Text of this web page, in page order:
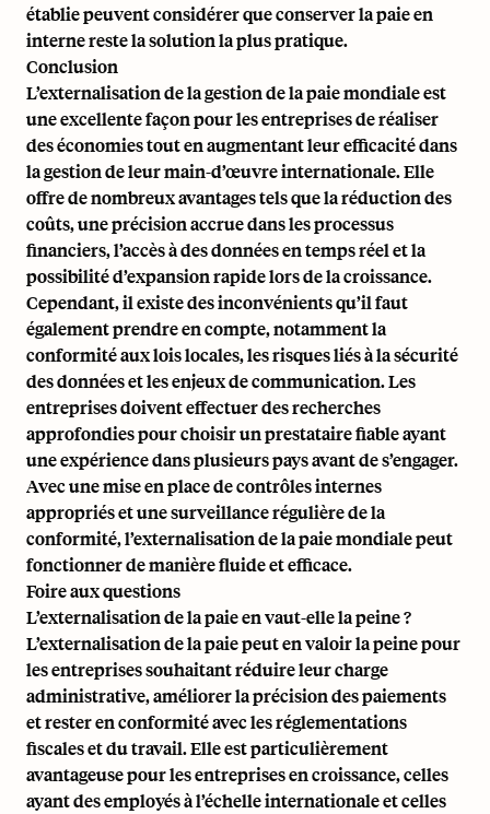
établie peuvent considérer que conserver la paie en
interne reste la solution la plus pratique.
Conclusion
L’externalisation de la gestion de la paie mondiale est
une excellente façon pour les entreprises de réaliser
des économies tout en augmentant leur efficacité dans
la gestion de leur main-d’œuvre internationale. Elle
offre de nombreux avantages tels que la réduction des
coûts, une précision accrue dans les processus
financiers, l’accès à des données en temps réel et la
possibilité d’expansion rapide lors de la croissance.
Cependant, il existe des inconvénients qu’il faut
également prendre en compte, notamment la
conformité aux lois locales, les risques liés à la sécurité
des données et les enjeux de communication. Les
entreprises doivent effectuer des recherches
approfondies pour choisir un prestataire fiable ayant
une expérience dans plusieurs pays avant de s’engager.
Avec une mise en place de contrôles internes
appropriés et une surveillance régulière de la
conformité, l’externalisation de la paie mondiale peut
fonctionner de manière fluide et efficace.
Foire aux questions
L’externalisation de la paie en vaut-elle la peine ?
L’externalisation de la paie peut en valoir la peine pour
les entreprises souhaitant réduire leur charge
administrative, améliorer la précision des paiements
et rester en conformité avec les réglementations
fiscales et du travail. Elle est particulièrement
avantageuse pour les entreprises en croissance, celles
ayant des employés à l’échelle internationale et celles